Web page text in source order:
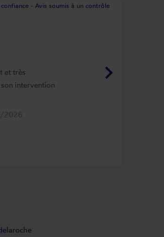
- Avis soumis à un contrôle
keyboard_arrow_right
et très
intervention
2026